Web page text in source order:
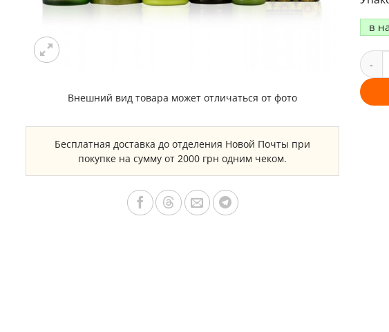
Внешний вид товара может отличаться от фото
Бесплатная доставка до отделения Новой Почты при
покупке на сумму от 2000 грн одним чеком.
в